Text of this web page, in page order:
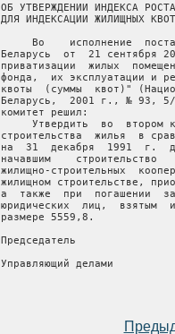
ОБ УТВЕРЖДЕНИИ ИНДЕКСА
ДЛЯ ИНДЕКСАЦИИ ЖИЛИЩНЫХ
Во    исполнение
Беларусь  от  21 сентября
приватизации  жилых
фонда,  их эксплуатации и
квоты  (суммы  квот)"
Беларусь,  2001 г., № 93, 5/
комитет решил:
Утвердить  во  втором
строительства  жилья  в
на  31  декабря  1991  г.
начавшим
жилищно-строительных
жилищном строительстве,
а  также  при  погашении
юридических  лиц,  взятым
размере 5559,8.
Председатель
Управляющий делами